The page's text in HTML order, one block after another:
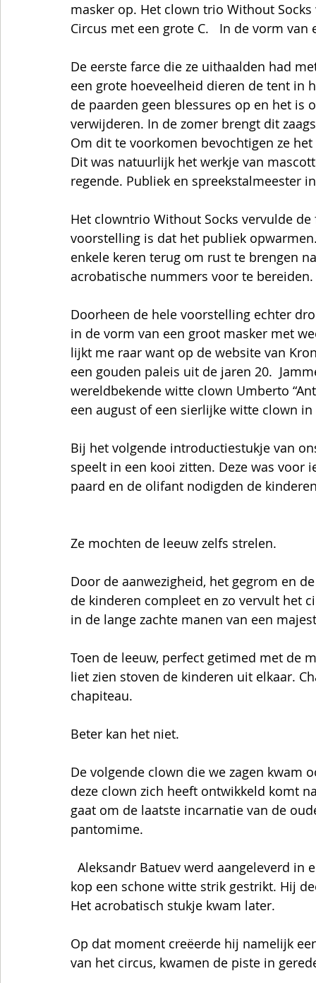
masker op. Het clown trio Without
Circus met een grote C.   In de vorm
De eerste farce die ze uithaalden had
een grote hoeveelheid dieren de tent in
de paarden geen blessures op en het is
verwijderen. In de zomer brengt dit
Om dit te voorkomen bevochtigen ze
Dit was natuurlijk het werkje van
regende. Publiek en spreekstalmeester
Het clowntrio Without Socks vervulde
voorstelling is dat het publiek
enkele keren terug om rust te brengen
acrobatische nummers voor te
Doorheen de hele voorstelling echter
in de vorm van een groot masker met
lijkt me raar want op de website van
een gouden paleis uit de jaren 20.
wereldbekende witte clown Umberto
een august of een sierlijke witte clown
Bij het volgende introductiestukje van
speelt in een kooi zitten. Deze was
paard en de olifant nodigden de
Ze mochten de leeuw zelfs strelen.
Door de aanwezigheid, het gegrom en
de kinderen compleet en zo vervult het
in de lange zachte manen van een
Toen de leeuw, perfect getimed met de
liet zien stoven de kinderen uit elkaar.
chapiteau.
Beter kan het niet.
De volgende clown die we zagen kwam
deze clown zich heeft ontwikkeld komt
gaat om de laatste incarnatie van de
pantomime.
kop een schone witte strik gestrikt. Hij
Het acrobatisch stukje kwam later.
Op dat moment creëerde hij namelijk
van het circus, kwamen de piste in